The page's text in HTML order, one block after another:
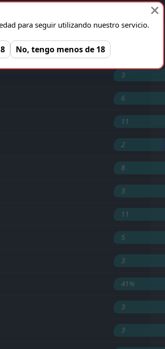
Goles
3
6
11
2
8
3
11
5
3
41%
3
3
para seguir utilizando nuestro servicio.
No, tengo menos de 18